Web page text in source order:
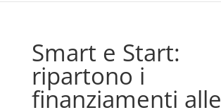
Smart e Start:
ripartono i
finanziamenti alle